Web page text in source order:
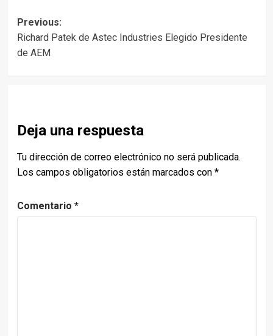
Post
navigation
Previous:
Richard Patek de Astec Industries Elegido Presidente
de AEM
Deja una respuesta
Tu dirección de correo electrónico no será publicada.
Los campos obligatorios están marcados con *
Comentario *